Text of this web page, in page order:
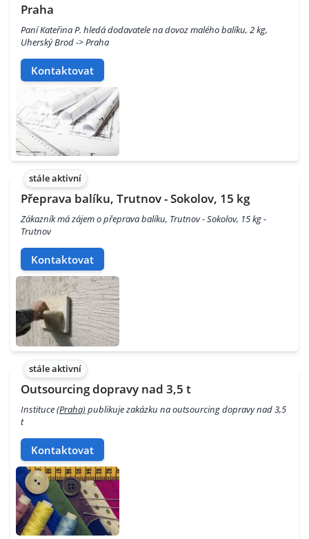
Praha
Paní Kateřina P. hledá dodavatele na dovoz malého balíku, 2 kg,
Uherský Brod -> Praha
Kontaktovat
stále aktivní
Přeprava balíku, Trutnov - Sokolov, 15 kg
Zákazník má zájem o přeprava balíku, Trutnov - Sokolov, 15 kg -
Trutnov
Kontaktovat
stále aktivní
Outsourcing dopravy nad 3,5 t
Instituce(Praha)publikuje zakázku na outsourcing dopravy nad 3,5
t
Kontaktovat